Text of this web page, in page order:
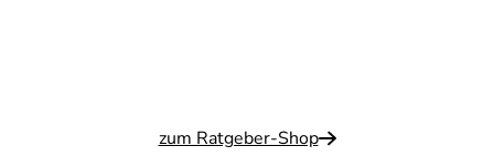
zum Ratgeber-Shop